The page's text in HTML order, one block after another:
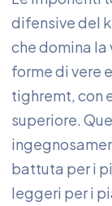
difensive del
che domina la
forme di vere
tighremt, con
superiore.
battuta per i
leggeri per i